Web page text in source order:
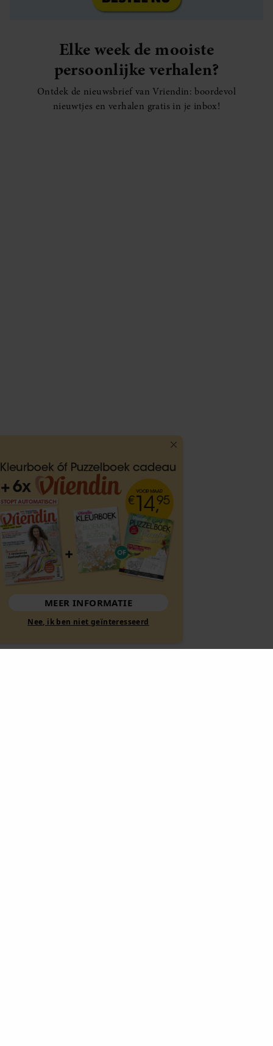
Elke week de mooiste
persoonlijke verhalen?
Ontdek de nieuwsbrief van Vriendin: boordevol
nieuwtjes en verhalen gratis in je inbox!
MEER INFORMATIE
Nee, ik ben niet geïnteresseerd